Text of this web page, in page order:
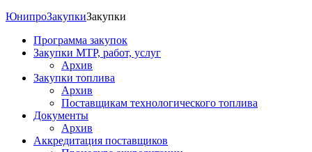
ЮнипроЗакупкиЗакупки
Программа закупок
Закупки МТР, работ, услуг
Архив
Закупки топлива
Архив
Поставщикам технологического топлива
Документы
Архив
Аккредитация поставщиков